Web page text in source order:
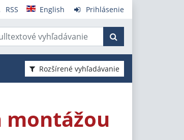
RSS English Prihlásenie
Rozšírené vyhľadávanie
montážou